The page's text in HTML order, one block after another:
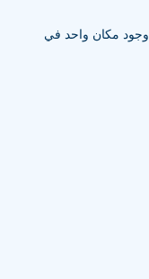
مكان واحد في